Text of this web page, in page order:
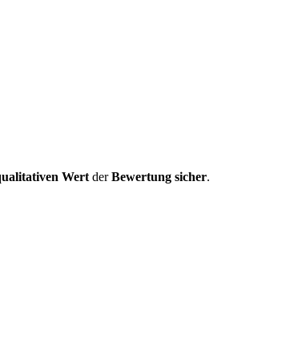
Wert derBewertung sicher.